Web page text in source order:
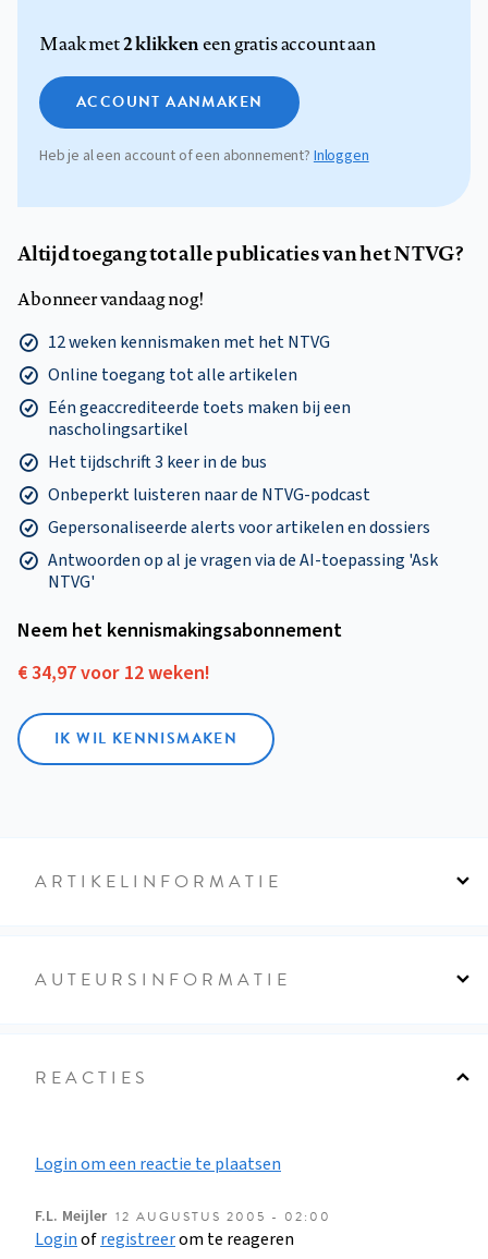
Maak met2 klikkeneen gratis account aan
ACCOUNT AANMAKEN
Heb je al een account of een abonnement? Inloggen
Altijd toegang tot alle publicaties van het NTVG?
Abonneer vandaag nog!
12 weken kennismaken met het NTVG
Online toegang tot alle artikelen
Eén geaccrediteerde toets maken bij een
nascholingsartikel
Het tijdschrift 3 keer in de bus
Onbeperkt luisteren naar de NTVG-podcast
Gepersonaliseerde alerts voor artikelen en dossiers
Antwoorden op al je vragen via de AI-toepassing 'Ask
NTVG'
Neem het kennismakings­abonnement
€ 34,97 voor 12 weken!
IK WIL KENNISMAKEN
ARTIKELINFORMATIE
AUTEURSINFORMATIE
REACTIES
Login om een reactie te plaatsen
F.L. Meijler 12 AUGUSTUS 2005 - 02:00
Loginofregistreerom te reageren